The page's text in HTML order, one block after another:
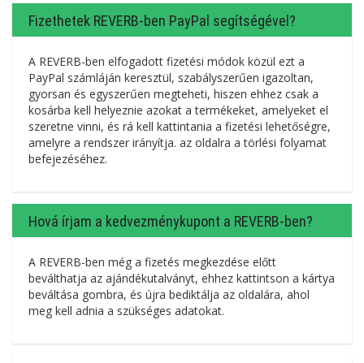
Fizethetek REVERB-ben PayPal segítségével?
A REVERB-ben elfogadott fizetési módok közül ezt a
PayPal számláján keresztül, szabályszerűen igazoltan,
gyorsan és egyszerűen megteheti, hiszen ehhez csak a
kosárba kell helyeznie azokat a termékeket, amelyeket el
szeretne vinni, és rá kell kattintania a fizetési lehetőségre,
amelyre a rendszer irányítja. az oldalra a törlési folyamat
befejezéséhez.
Hová írjam a kedvezménykupont a REVERB-ben?
A REVERB-ben még a fizetés megkezdése előtt
beválthatja az ajándékutalványt, ehhez kattintson a kártya
beváltása gombra, és újra bediktálja az oldalára, ahol
meg kell adnia a szükséges adatokat.